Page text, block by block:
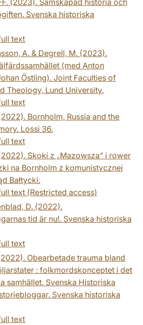
Svenska historiska
text
A. & Degrell, M. (2023).
(med Anton
Östling). Joint Faculties of
Theology, Lund University.
text
Bornholm, Russia and the
Lossi 36.
text
Skoki z „Mazowsza” i rower
na Bornholm z komunistycznej
Bałtycki.
text (Restricted access)
D. (2022).
tid är nu!. Svenska historiska
text
Obearbetade trauma bland
: folkmordskonceptet i det
samhället. Svenska Historiska
Svenska historiska
text